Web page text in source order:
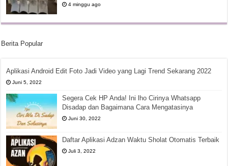
4 minggu ago
Berita Popular
Aplikasi Android Edit Foto Jadi Video yang Lagi Trend Sekarang 2022
Juni 5, 2022
Segera Cek HP Anda! Ini lho Cirinya Whatsapp
Disadap dan Bagaimana Cara Mengatasinya
Juni 30, 2022
Daftar Aplikasi Adzan Waktu Sholat Otomatis Terbaik
Juli 3, 2022